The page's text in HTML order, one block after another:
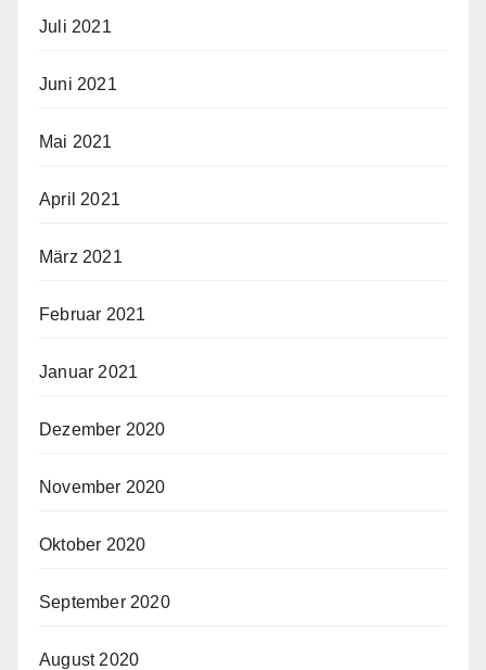
Juli 2021
Juni 2021
Mai 2021
April 2021
März 2021
Februar 2021
Januar 2021
Dezember 2020
November 2020
Oktober 2020
September 2020
August 2020